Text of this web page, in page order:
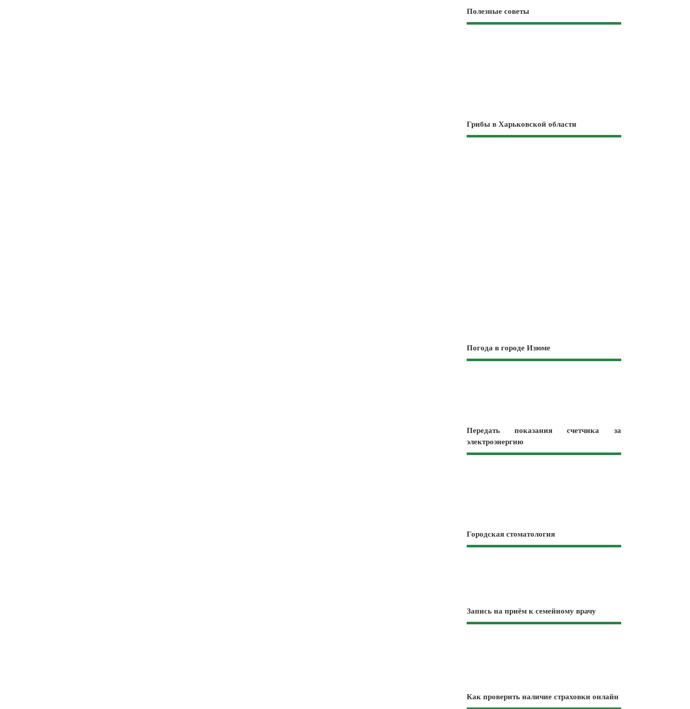
Полезные советы
Грибы в Харьковской области
Погода в городе Изюме
Передать показания счетчика за
электроэнергию
Городская стоматология
Запись на приём к семейному врачу
Как проверить наличие страховки онлайн